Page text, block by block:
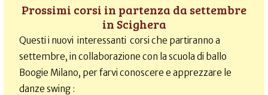
Prossimi corsi in partenza da settembre
in Scighera
Questi i nuovi interessanti corsi che partiranno a
settembre, in collaborazione con la scuola di ballo
Boogie Milano, per farvi conoscere e apprezzare le
danze swing :